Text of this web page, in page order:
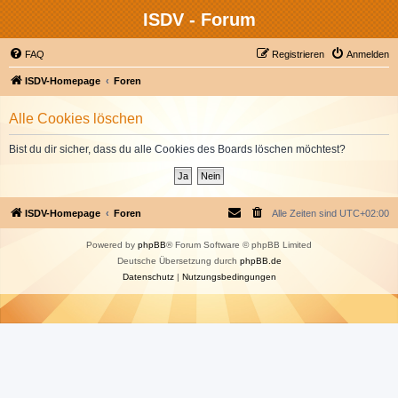
ISDV - Forum
FAQ Anmelden
Registrieren
ISDV-Homepage Foren
Alle Cookies löschen
Bist du dir sicher, dass du alle Cookies des Boards löschen möchtest?
ISDV-Homepage Foren Alle Zeiten sind UTC+02:00
Powered by phpBB® Forum Software © phpBB Limited
Deutsche Übersetzung durch phpBB.de
Datenschutz| Nutzungsbedingungen